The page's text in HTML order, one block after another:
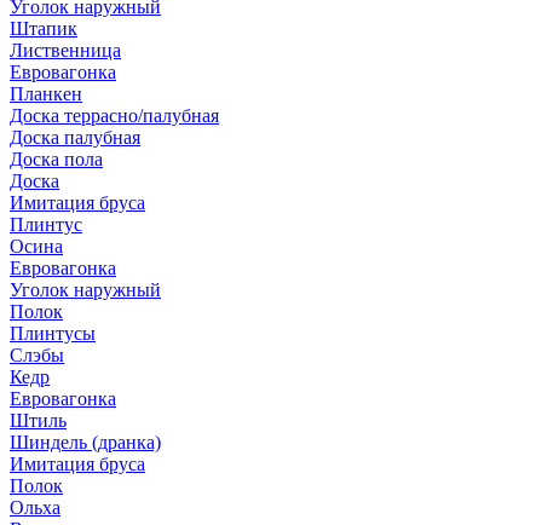
Уголок наружный
Штапик
Лиственница
Евровагонка
Планкен
Доска террасно/палубная
Доска палубная
Доска пола
Доска
Имитация бруса
Плинтус
Осина
Евровагонка
Уголок наружный
Полок
Плинтусы
Слэбы
Кедр
Евровагонка
Штиль
Шиндель (дранка)
Имитация бруса
Полок
Ольха